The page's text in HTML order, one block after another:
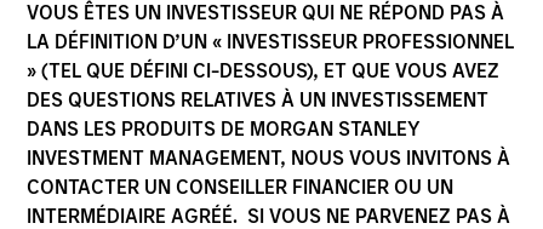
VOUS ÊTES UN INVESTISSEUR QUI NE RÉPOND PAS À
LA DÉFINITION D’UN « INVESTISSEUR PROFESSIONNEL
» (TEL QUE DÉFINI CI-DESSOUS), ET QUE VOUS AVEZ
DES QUESTIONS RELATIVES À UN INVESTISSEMENT
DANS LES PRODUITS DE MORGAN STANLEY
INVESTMENT MANAGEMENT, NOUS VOUS INVITONS À
CONTACTER UN CONSEILLER FINANCIER OU UN
INTERMÉDIAIRE AGRÉÉ. SI VOUS NE PARVENEZ PAS À
Strategy Inception
November 2007
Asset Class
US Equity